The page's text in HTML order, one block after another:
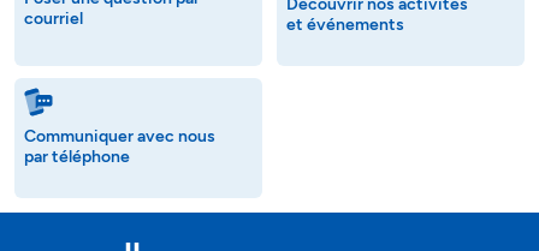
courriel
Découvrir nos activités
et événements
Communiquer avec nous
par téléphone